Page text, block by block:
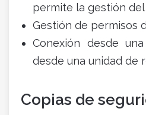
permite la gestión
Gestión de permisos
Conexión desde
desde una unidad de
Copias de